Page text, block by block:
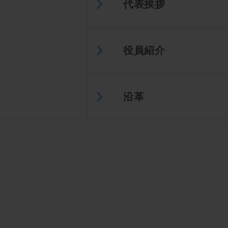
代表挨拶
役員紹介
沿革